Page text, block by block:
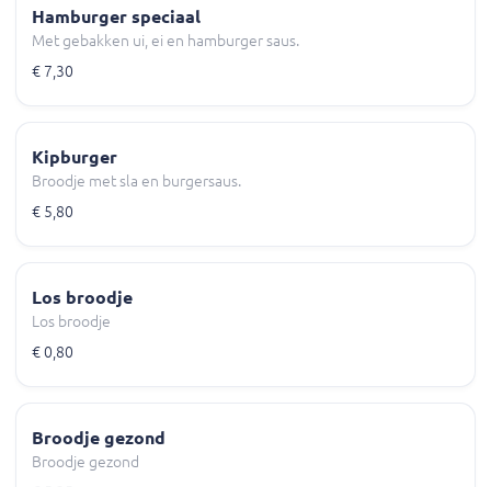
Hamburger speciaal
Met gebakken ui, ei en hamburger saus.
€ 7,30
Kipburger
Broodje met sla en burgersaus.
€ 5,80
Los broodje
Los broodje
€ 0,80
Broodje gezond
Broodje gezond